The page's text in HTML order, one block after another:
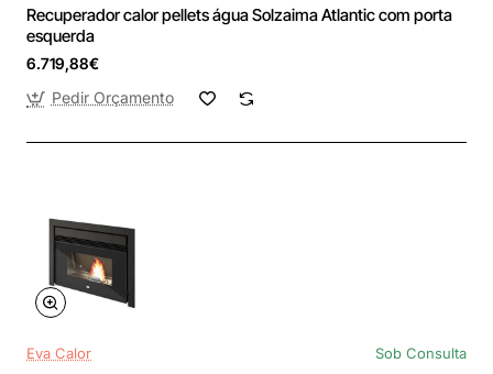
Recuperador calor pellets água Solzaima Atlantic com porta
esquerda
6.719,88€
Pedir Orçamento
Eva Calor Sob Consulta